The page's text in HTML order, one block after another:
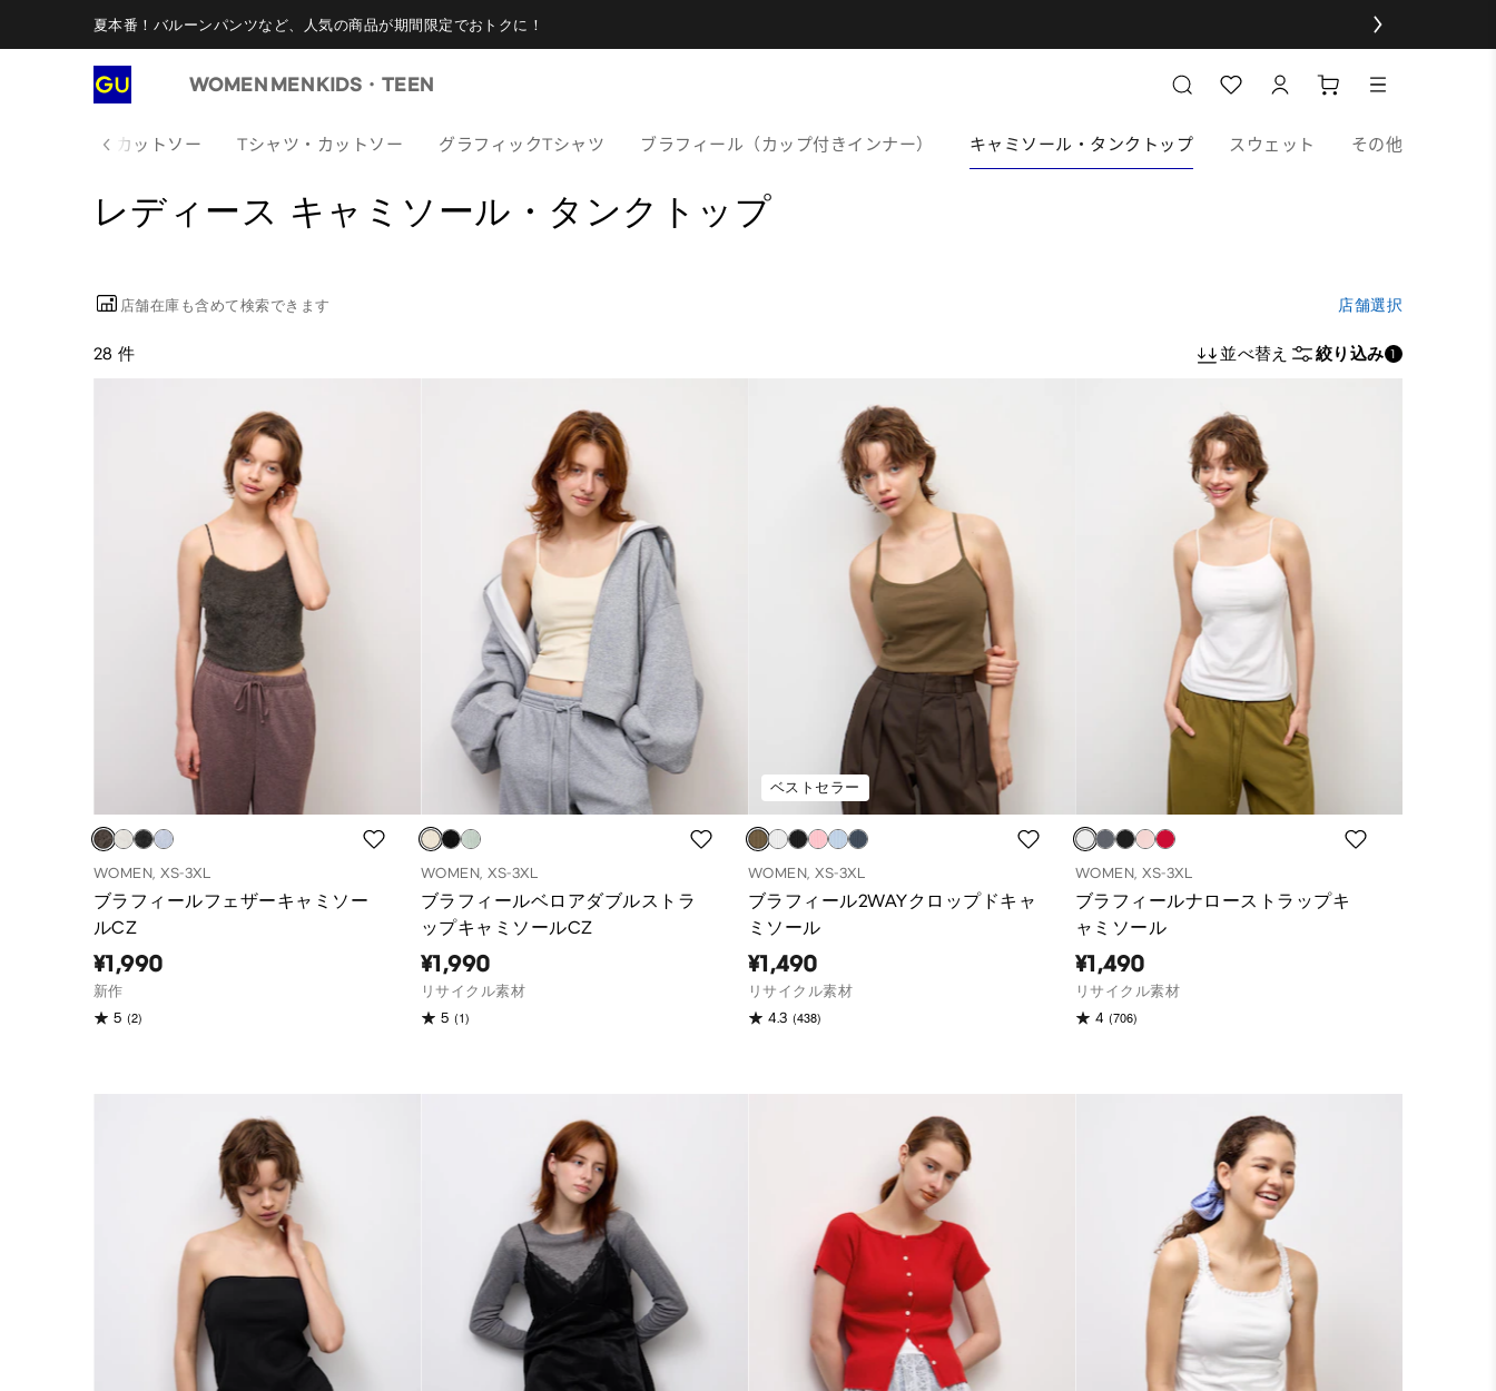
夏本番！バルーンパンツなど、人気の商品が期間限定でおトクに！
WOMEN MENKIDS・TEEN
のTシャツ・カットソー Tシャツ・カットソー グラフィックTシャツ ブラフィール（カップ付きインナー） キャミソール・タンクトップ スウェット その他
レディース キャミソール・タンクトップ
店舗在庫も含めて検索できます 店舗選択
28 件 並べ替え 絞り込み 1
WOMEN, XS-3XL
ブラフィールフェザーキャミソー
ルCZ
¥1,990
新作
5 (2)
WOMEN, XS-3XL
ブラフィールベロアダブルストラ
ップキャミソールCZ
¥1,990
リサイクル素材
5 (1)
ベストセラー
WOMEN, XS-3XL
ブラフィール2WAYクロップドキャ
ミソール
¥1,490
リサイクル素材
4.3 (438)
WOMEN, XS-3XL
ブラフィールナローストラップキ
ャミソール
¥1,490
リサイクル素材
4 (706)